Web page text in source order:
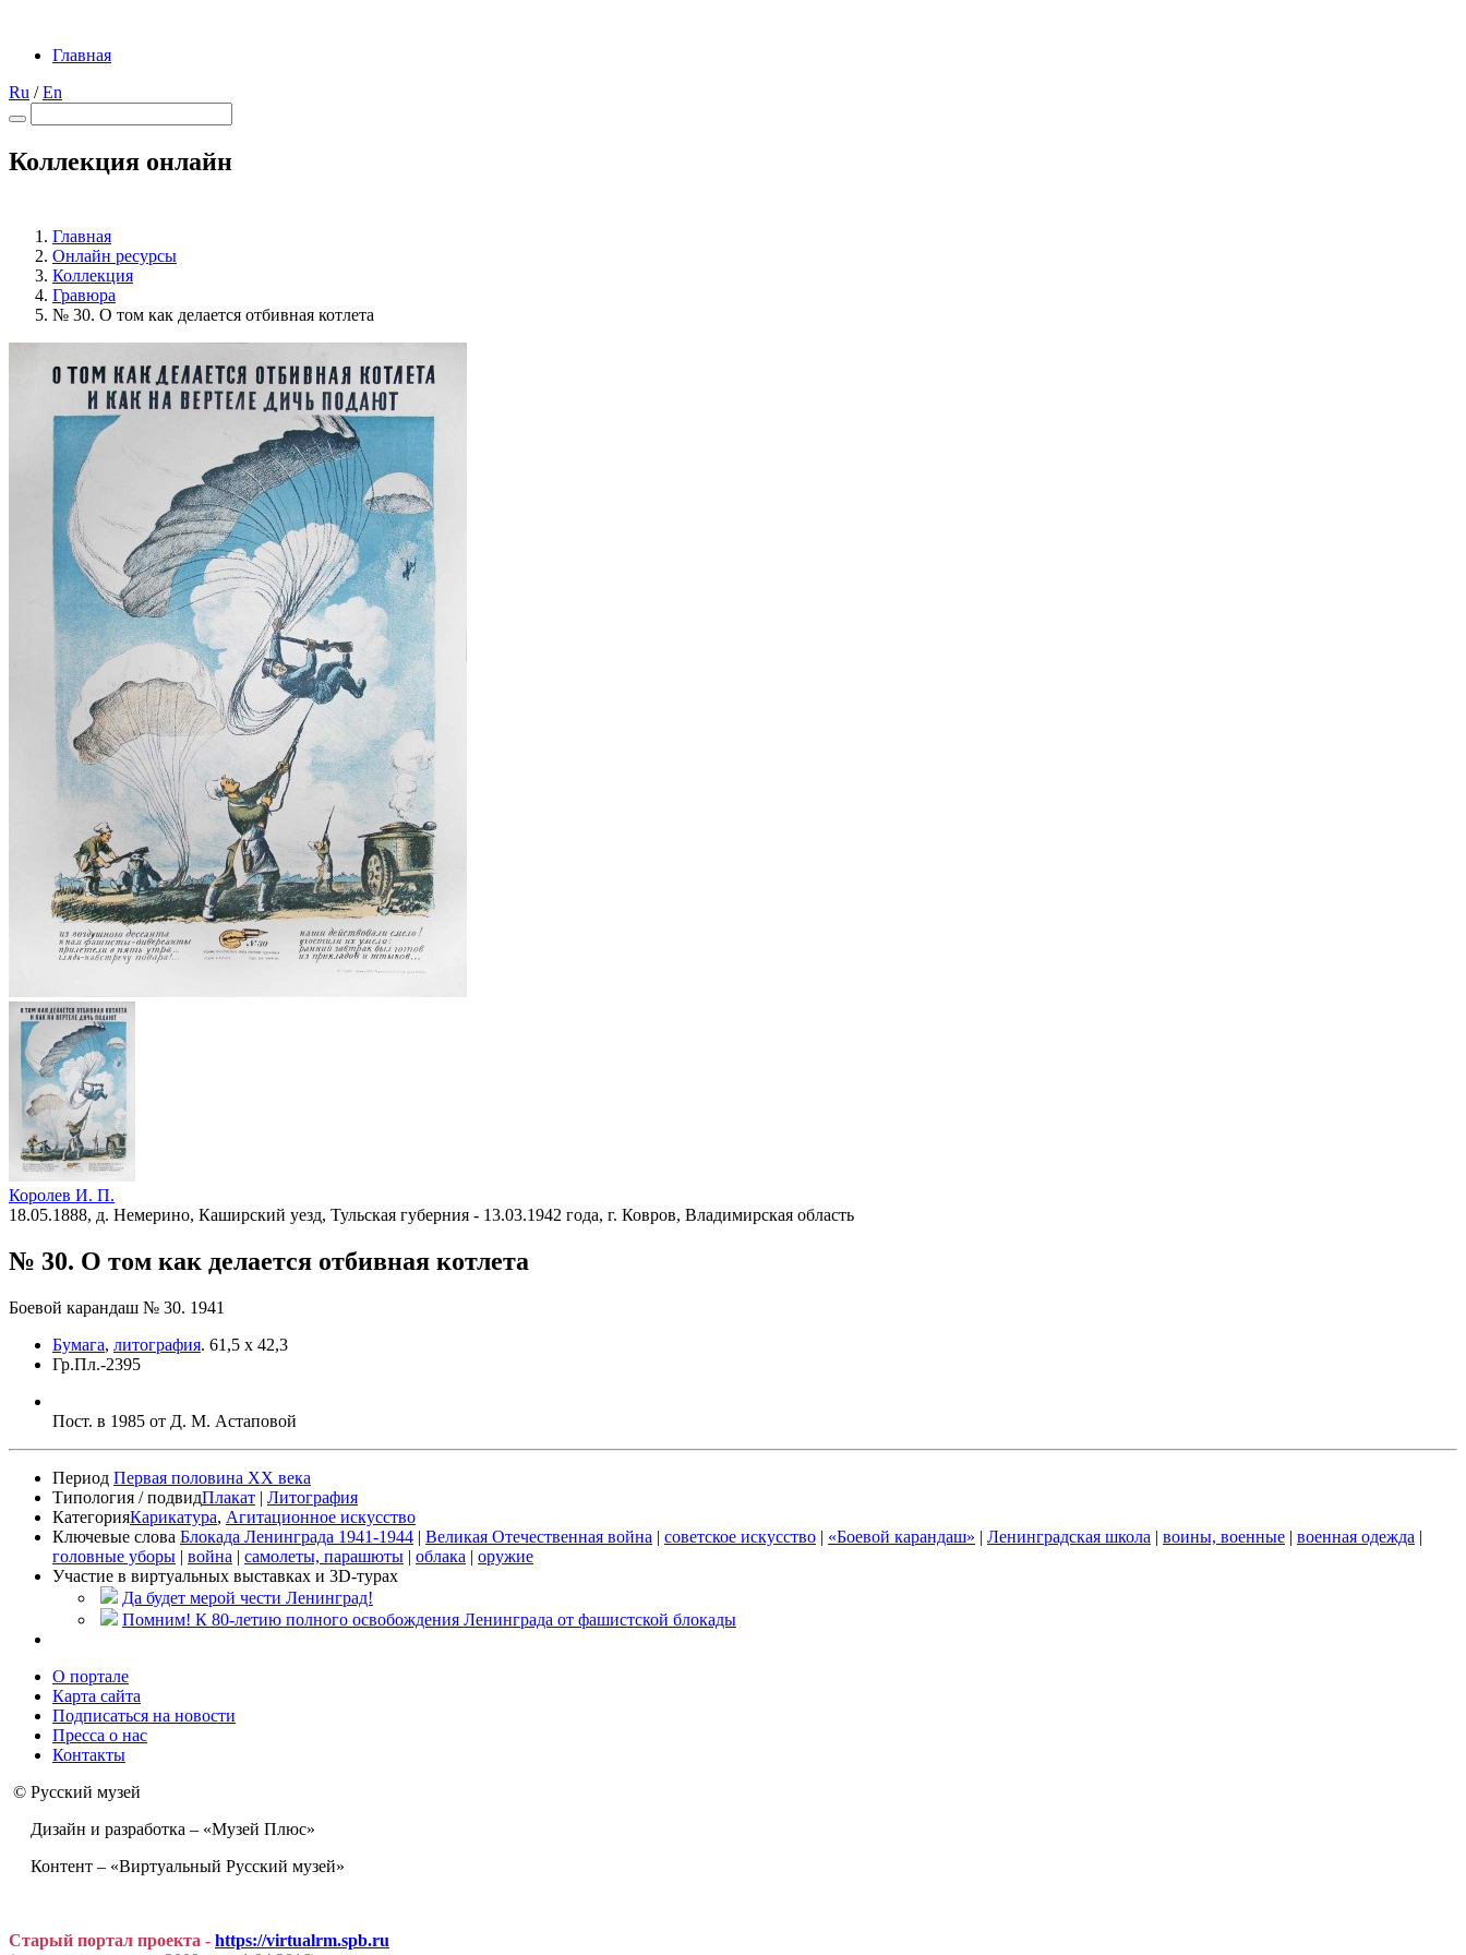
Главная
Ru /En
Коллекция онлайн
Главная
Онлайн ресурсы
Коллекция
Гравюра
№ 30. О том как делается отбивная котлета
Королев И. П.
18.05.1888, д. Немерино, Каширский уезд, Тульская губерния - 13.03.1942 года, г. Ковров, Владимирская область
№ 30. О том как делается отбивная котлета
Боевой карандаш № 30. 1941
Бумага, литография. 61,5 х 42,3
Гр.Пл.-2395
Пост. в 1985 от Д. М. Астаповой
Период Первая половина XX века
Типология / подвидПлакат | Литография
КатегорияКарикатура, Агитационное искусство
Ключевые слова Блокада Ленинграда 1941-1944 | Великая Отечественная война | советское искусство | «Боевой карандаш» | Ленинградская школа | воины, военные | военная одежда |
головные уборы | война | самолеты, парашюты | облака | оружие
Участие в виртуальных выставках и 3D-турах
Да будет мерой чести Ленинград!
Помним! К 80-летию полного освобождения Ленинграда от фашистской блокады
О портале
Карта сайта
Подписаться на новости
Пресса о нас
Контакты
© Русский музей
Дизайн и разработка – «Музей Плюс»
Контент – «Виртуальный Русский музей»
Старый портал проекта - https://virtualrm.spb.ru